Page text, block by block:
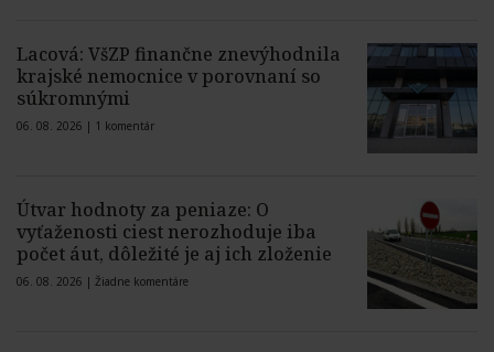
Lacová: VšZP finančne znevýhodnila
krajské nemocnice v porovnaní so
súkromnými
06. 08. 2026 | 1 komentár
Útvar hodnoty za peniaze: O
vyťaženosti ciest nerozhoduje iba
počet áut, dôležité je aj ich zloženie
06. 08. 2026 | Žiadne komentáre